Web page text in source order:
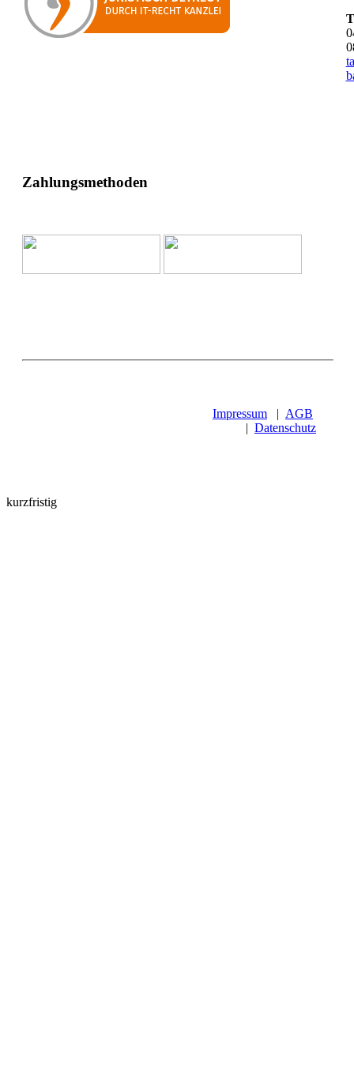
Zahlungsmethoden
Impressum | AGB
| Datenschutz
kurzfristig